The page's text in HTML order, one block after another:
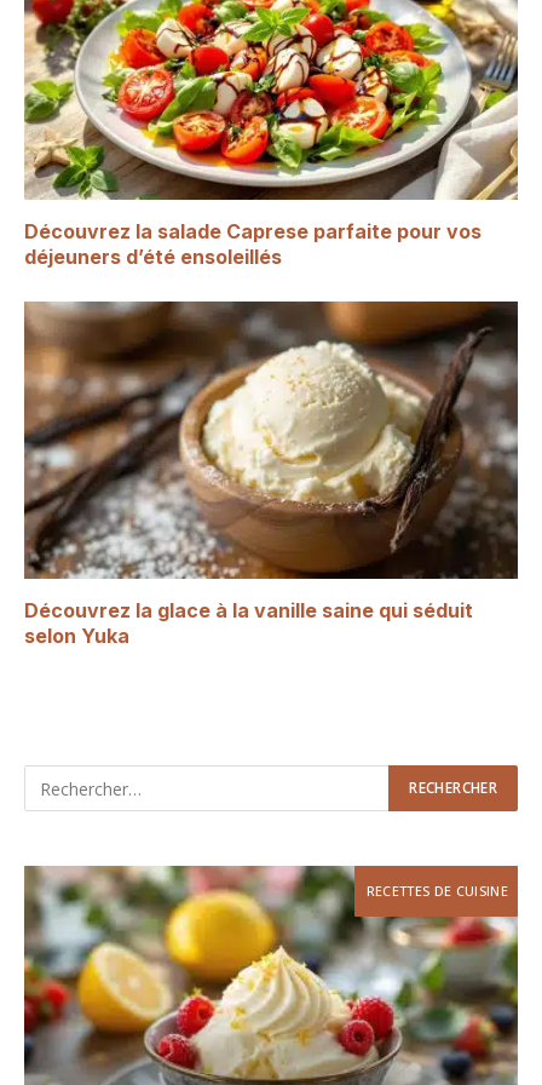
Découvrez la salade Caprese parfaite pour vos
déjeuners d’été ensoleillés
Découvrez la glace à la vanille saine qui séduit
selon Yuka
RECETTES DE CUISINE